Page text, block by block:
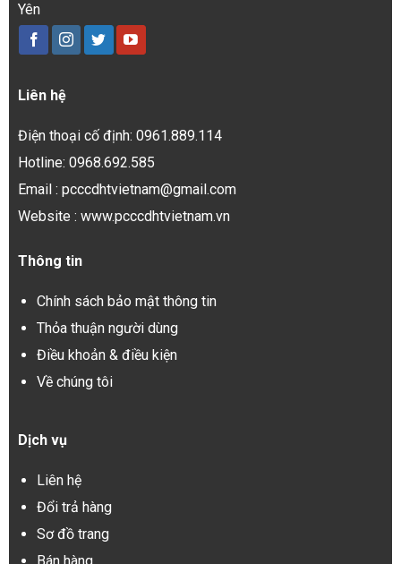
Yên
Liên hệ
Điện thoại cố định: 0961.889.114
Hotline: 0968.692.585
Email : pcccdhtvietnam@gmail.com
Website : www.pcccdhtvietnam.vn
Thông tin
Chính sách bảo mật thông tin
Thỏa thuận người dùng
Điều khoản & điều kiện
Về chúng tôi
Dịch vụ
Liên hệ
Đổi trả hàng
Sơ đồ trang